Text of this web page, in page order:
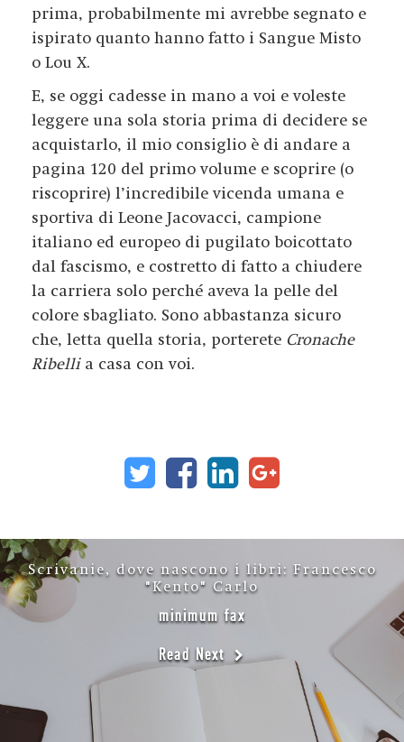
prima, probabilmente mi avrebbe segnato e
ispirato quanto hanno fatto i Sangue Misto
o Lou X.
E, se oggi cadesse in mano a voi e voleste
leggere una sola storia prima di decidere se
acquistarlo, il mio consiglio è di andare a
pagina 120 del primo volume e scoprire (o
riscoprire) l’incredibile vicenda umana e
sportiva di Leone Jacovacci, campione
italiano ed europeo di pugilato boicottato
dal fascismo, e costretto di fatto a chiudere
la carriera solo perché aveva la pelle del
colore sbagliato. Sono abbastanza sicuro
che, letta quella storia, porterete Cronache
Ribellia casa con voi.
Scrivanie, dove nascono i libri: Francesco
"Kento" Carlo
minimum fax
Read Next